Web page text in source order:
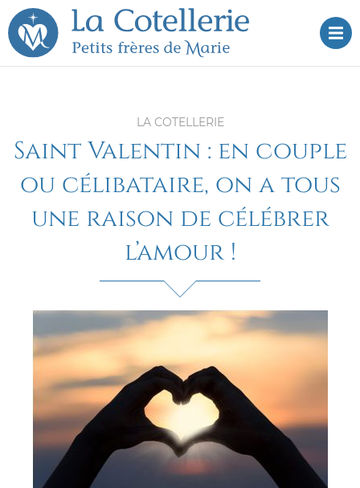
Aller
au
menu
Aller au
contenu
LA COTELLERIE
Saint Valentin : en couple
ou célibataire, on a tous
une raison de célébrer
l’amour !